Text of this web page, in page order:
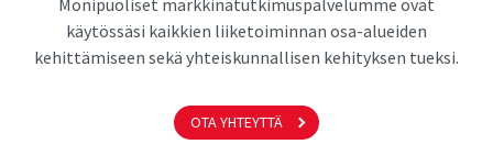
Monipuoliset markkinatutkimuspalvelumme ovat
käytössäsi kaikkien liiketoiminnan osa-alueiden
kehittämiseen sekä yhteiskunnallisen kehityksen tueksi.
OTA YHTEYTTÄ